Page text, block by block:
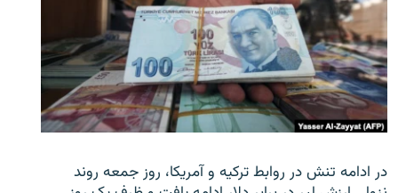
در ادامه تنش در روابط ترکیه و آمریکا، روز جمعه روند